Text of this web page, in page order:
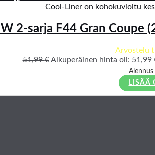
2-sarja F44 Gran Coupe
Arvostelu
51,99€ Alkuperäinen hinta oli: 51,99
Alennus
LISÄÄ